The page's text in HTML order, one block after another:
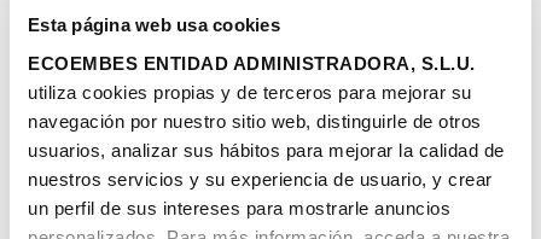
Esta página web usa cookies
ECOEMBES ENTIDAD ADMINISTRADORA, S.L.U.
utiliza cookies propias y de terceros para mejorar su
navegación por nuestro sitio web, distinguirle de otros
usuarios, analizar sus hábitos para mejorar la calidad de
nuestros servicios y su experiencia de usuario, y crear
un perfil de sus intereses para mostrarle anuncios
y, también, que nos acompañen en esa necesaria
búsqueda de soluciones.
Esa figura es la del educador, un educador que
tiene unos importantes retos por delante: hacer ver
a las generaciones más jóvenes que no pueden
rendirse en la lucha contra el cambio climático y, a la
vez, proporcionarles las herramientas que necesitan
para hacer frente a una nueva realidad que ha